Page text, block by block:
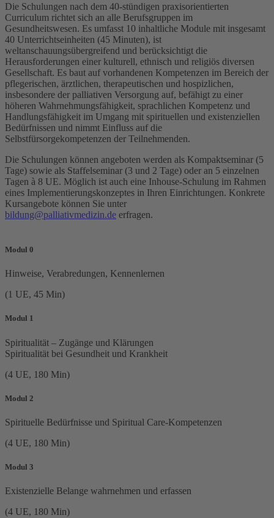
Die Schulungen nach dem 40-stündigen praxisorientierten
Curriculum richtet sich an alle Berufsgruppen im
Gesundheitswesen. Es umfasst 10 inhaltliche Module mit insgesamt
40 Unterrichtseinheiten (45 Minuten), ist
weltanschauungsübergreifend und berücksichtigt die
Herausforderungen einer kulturell, ethnisch und religiös diversen
Gesellschaft. Es baut auf vorhandenen Kompetenzen im Bereich der
pflegerischen, ärztlichen, therapeutischen und hospizlichen,
insbesondere der palliativen Versorgung auf, befähigt zu einer
höheren Wahrnehmungsfähigkeit, sprachlichen Kompetenz und
Handlungsfähigkeit im Umgang mit spirituellen und existenziellen
Bedürfnissen und nimmt Einfluss auf die
Selbstfürsorgekompetenzen der Teilnehmenden.
Die Schulungen können angeboten werden als Kompaktseminar (5
Tage) sowie als Staffelseminar (3 und 2 Tage) oder an 5 einzelnen
Tagen à 8 UE. Möglich ist auch eine Inhouse-Schulung im Rahmen
eines Implementierungskonzeptes in Ihren Einrichtungen. Konkrete
Kursangebote können Sie unter
bildung@palliativmedizin.de erfragen.
Modul 0
Hinweise, Verabredungen, Kennenlernen
(1 UE, 45 Min)
Modul 1
Spiritualität – Zugänge und Klärungen
Spiritualität bei Gesundheit und Krankheit
(4 UE, 180 Min)
Modul 2
Spirituelle Bedürfnisse und Spiritual Care-Kompetenzen
(4 UE, 180 Min)
Modul 3
Existenzielle Belange wahrnehmen und erfassen
(4 UE, 180 Min)